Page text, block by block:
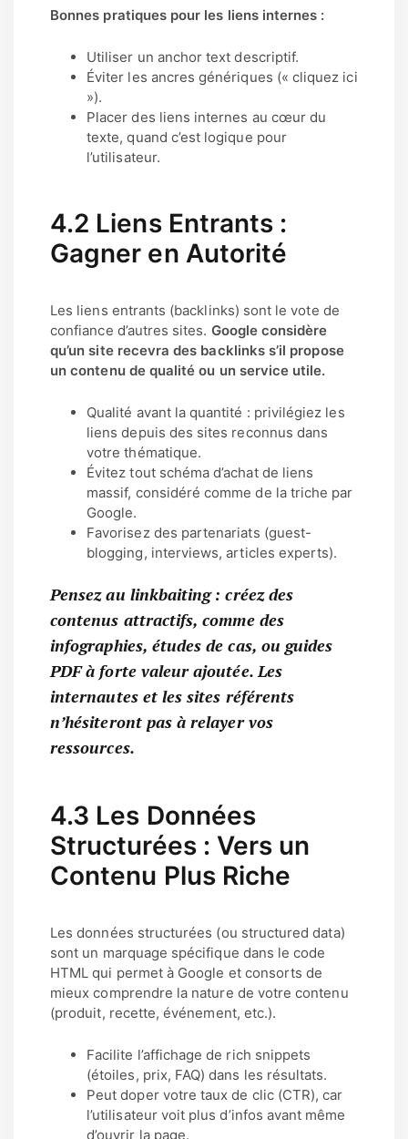
Bonnes pratiques pour les liens internes :
Utiliser un anchor text descriptif.
Éviter les ancres génériques (« cliquez ici
»).
Placer des liens internes au cœur du
texte, quand c’est logique pour
l’utilisateur.
4.2 Liens Entrants :
Gagner en Autorité
Les liens entrants (backlinks) sont le vote de
confiance d’autres sites. Google considère
qu’un site recevra des backlinks s’il propose
un contenu de qualité ou un service utile.
Qualité avant la quantité : privilégiez les
liens depuis des sites reconnus dans
votre thématique.
Évitez tout schéma d’achat de liens
massif, considéré comme de la triche par
Google.
Favorisez des partenariats (guest-
blogging, interviews, articles experts).
Pensez au linkbaiting : créez des
contenus attractifs, comme des
infographies, études de cas, ou guides
PDF à forte valeur ajoutée. Les
internautes et les sites référents
n’hésiteront pas à relayer vos
ressources.
4.3 Les Données
Structurées : Vers un
Contenu Plus Riche
Les données structurées (ou structured data)
sont un marquage spécifique dans le code
HTML qui permet à Google et consorts de
mieux comprendre la nature de votre contenu
(produit, recette, événement, etc.).
Facilite l’affichage de rich snippets
(étoiles, prix, FAQ) dans les résultats.
Peut doper votre taux de clic (CTR), car
l’utilisateur voit plus d’infos avant même
d’ouvrir la page.